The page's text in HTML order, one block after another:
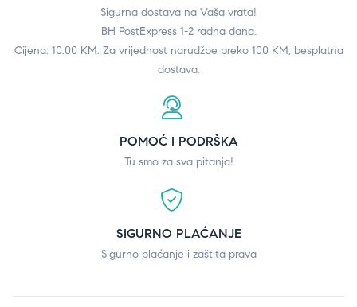
Sigurna dostava na Vaša vrata!
BH PostExpress 1-2 radna dana.
Cijena: 10.00 KM. Za vrijednost narudžbe preko 100 KM, besplatna
dostava.
POMOĆ I PODRŠKA
Tu smo za sva pitanja!
SIGURNO PLAĆANJE
Sigurno plaćanje i zaštita prava